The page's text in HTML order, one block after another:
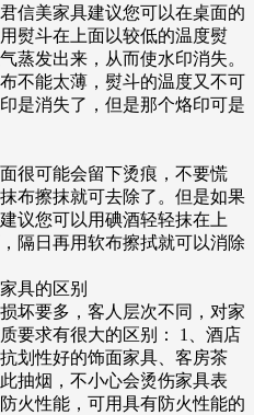
信美家具建议您可以在桌面的
熨斗在上面以较低的温度熨
蒸发出来，从而使水印消失。
不能太薄，熨斗的温度又不可
是消失了，但是那个烙印可是
可能会留下烫痕，不要慌
布擦抹就可去除了。但是如果
议您可以用碘酒轻轻抹在上
隔日再用软布擦拭就可以消除
具的区别
要多，客人层次不同，对家
要求有很大的区别： 1、酒店
划性好的饰面家具、客房茶
抽烟，不小心会烫伤家具表
火性能，可用具有防火性能的